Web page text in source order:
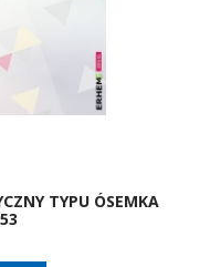
TYPU ÓSEMKA